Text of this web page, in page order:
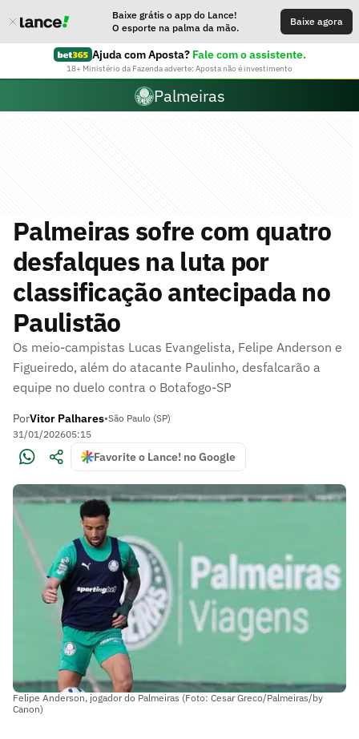
Baixe grátis o app do Lance!
O esporte na palma da mão.
Baixe agora
Ajuda com Aposta? Fale com o assistente.
18+ Ministério da Fazenda adverte: Aposta não é investimento
Palmeiras
Palmeiras sofre com quatro
desfalques na luta por
classificação antecipada no
Paulistão
Os meio-campistas Lucas Evangelista, Felipe Anderson e
Figueiredo, além do atacante Paulinho, desfalcarão a
equipe no duelo contra o Botafogo-SP
PorVitor Palhares•São Paulo (SP)
31/01/202605:15
Favorite o Lance! no Google
Felipe Anderson, jogador do Palmeiras (Foto: Cesar Greco/Palmeiras/by
Canon)